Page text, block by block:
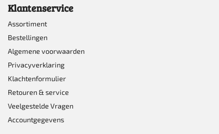
Klantenservice
Assortiment
Bestellingen
Algemene voorwaarden
Privacyverklaring
Klachtenformulier
Retouren & service
Veelgestelde Vragen
Accountgegevens